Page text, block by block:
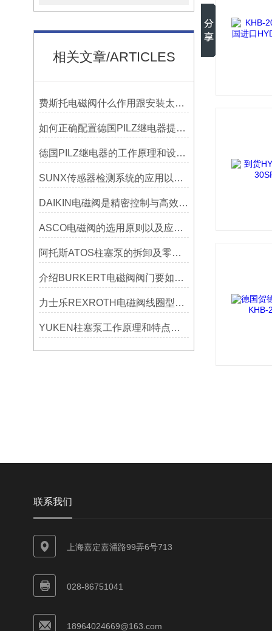
相关文章/ARTICLES
费斯托电磁阀什么作用跟安装太阳能 有什么关系呢
如何正确配置德国PILZ继电器提高生产线安全性？
德国PILZ继电器的工作原理和设计的思路分析
SUNX传感器检测系统的应用以及测量应用？
DAIKIN电磁阀是精密控制与高效节能的融合​
ASCO电磁阀的选用原则以及应用场合有哪些
阿托斯ATOS柱塞泵的拆卸及零部件的检修
介绍BURKERT电磁阀阀门要如何安装和维护？
力士乐REXROTH电磁阀线圈型号区分指南
YUKEN柱塞泵工作原理和特点详细分享
联系我们
上海嘉定嘉涌路99弄6号713
028-86751041
18964024669@163.com